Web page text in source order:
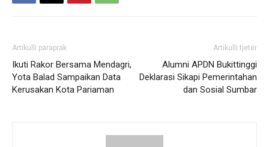
Artikulli paraprak
Ikuti Rakor Bersama Mendagri,
Yota Balad Sampaikan Data
Kerusakan Kota Pariaman
Artikulli tjetër
Alumni APDN Bukittinggi
Deklarasi Sikapi Pemerintahan
dan Sosial Sumbar